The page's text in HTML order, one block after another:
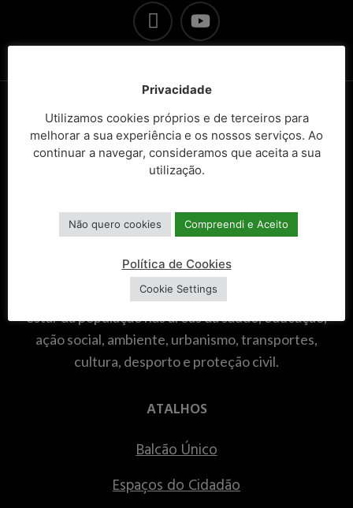
executivo responsável pela gestão e
desenvolvimento do concelho, promovendo o bem-
estar da população nas áreas da saúde, educação,
ação social, ambiente, urbanismo, transportes,
cultura, desporto e proteção civil.
ATALHOS
Balcão Único
Espaços do Cidadão
Privacidade
Utilizamos cookies próprios e de terceiros para
melhorar a sua experiência e os nossos serviços. Ao
continuar a navegar, consideramos que aceita a sua
utilização.
Não quero cookies Compreendi e Aceito
Política de Cookies
Cookie Settings